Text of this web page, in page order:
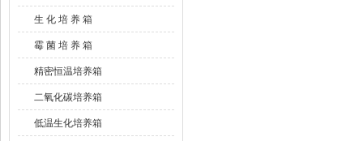
生 化 培 养 箱
霉 菌 培 养 箱
精密恒温培养箱
二氧化碳培养箱
低温生化培养箱